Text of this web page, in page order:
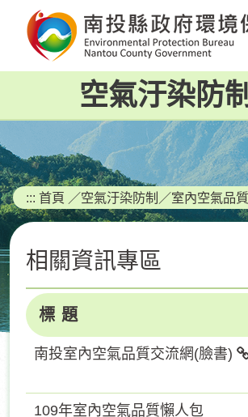
要
容
區
塊
空氣汙染防
::: 首頁 ／空氣汙染防制 ／室內空氣品質
相關資訊專區
標 題
南投室內空氣品質交流網(臉書)
109年室內空氣品質懶人包